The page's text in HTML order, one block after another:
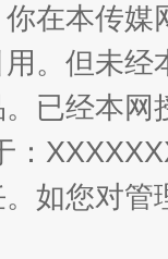
在本传
。但未
已经本
：
如您对